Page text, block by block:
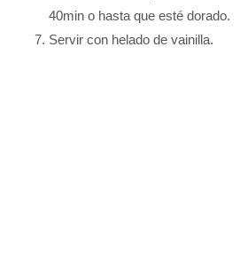
40min o hasta que esté dorado.
Servir con helado de vainilla.